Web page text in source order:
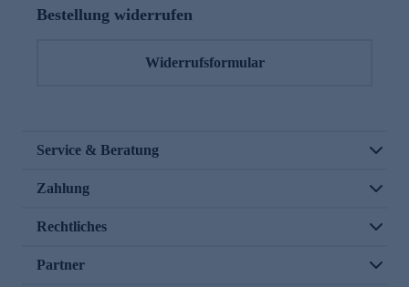
Bestellung widerrufen
Widerrufsformular
Service & Beratung
Zahlung
Rechtliches
Partner